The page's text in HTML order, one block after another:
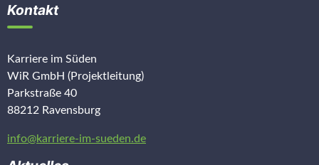
Kontakt
Karriere im Süden
WiR GmbH (Projektleitung)
Parkstraße 40
88212 Ravensburg
info@karriere-im-sueden.de